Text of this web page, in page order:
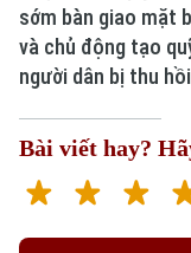
sớm bàn giao mặt
và chủ động tạo
người dân bị thu
Bài viết hay?